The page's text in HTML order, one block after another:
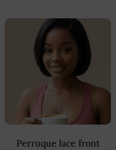
Perruque lace front